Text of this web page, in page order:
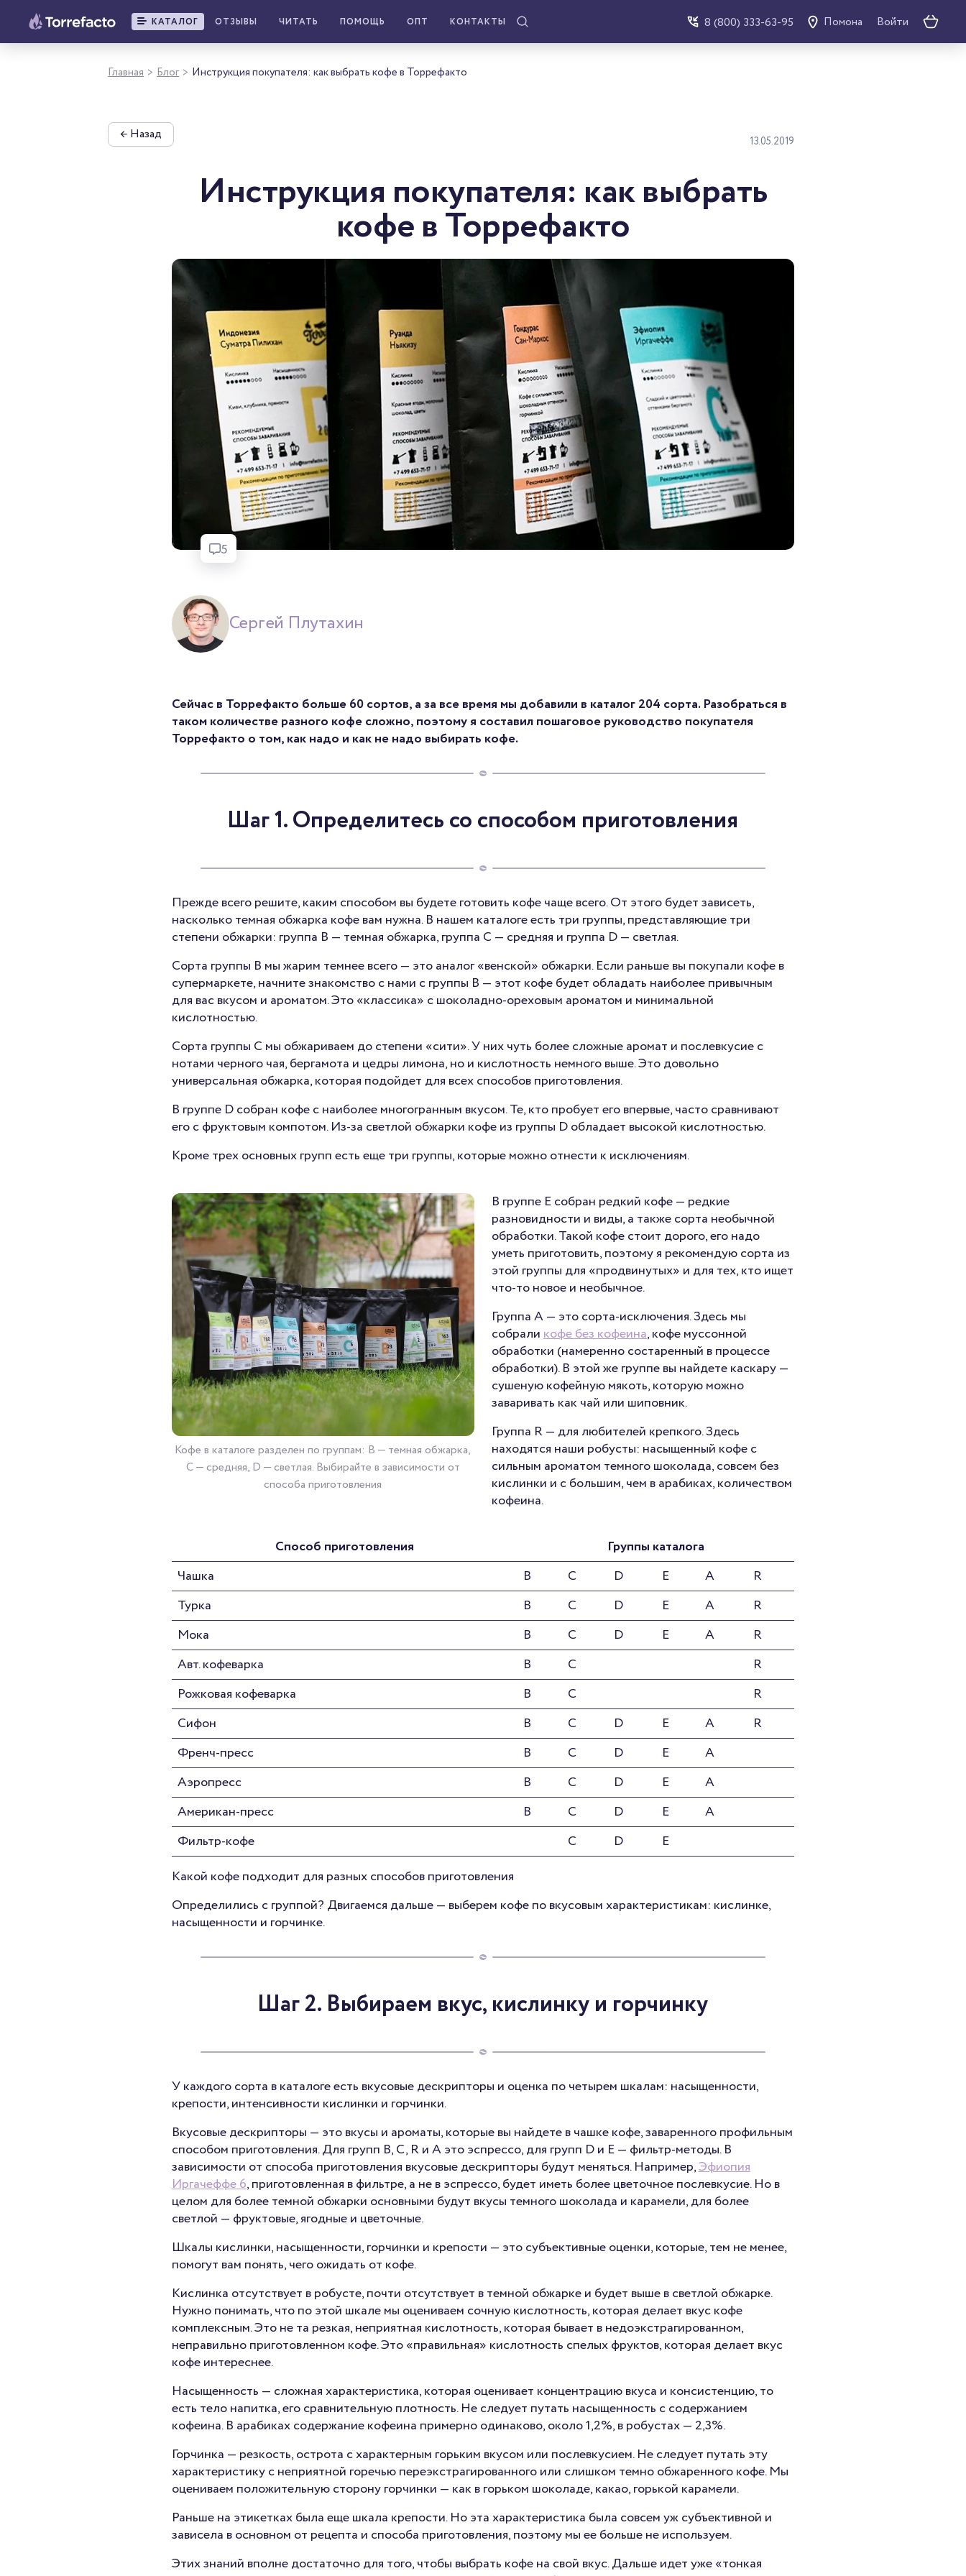
КАТАЛОГ ОТЗЫВЫ ЧИТАТЬ ПОМОЩЬ ОПТ КОНТАКТЫ 8 (800) 333-63-95 Помона Войти
Главная > Блог > Инструкция покупателя: как выбрать кофе в Торрефакто
← Назад 13.05.2019
Инструкция покупателя: как выбрать
кофе в Торрефакто
5
Сергей Плутахин
Сейчас в Торрефакто больше 60 сортов, а за все время мы добавили в каталог 204 сорта. Разобраться в
таком количестве разного кофе сложно, поэтому я составил пошаговое руководство покупателя
Торрефакто о том, как надо и как не надо выбирать кофе.
Шаг 1. Определитесь со способом приготовления
Прежде всего решите, каким способом вы будете готовить кофе чаще всего. От этого будет зависеть,
насколько темная обжарка кофе вам нужна. В нашем каталоге есть три группы, представляющие три
степени обжарки: группа B — темная обжарка, группа C — средняя и группа D — светлая.
Сорта группы В мы жарим темнее всего — это аналог «венской» обжарки. Если раньше вы покупали кофе в
супермаркете, начните знакомство с нами с группы B — этот кофе будет обладать наиболее привычным
для вас вкусом и ароматом. Это «классика» с шоколадно-ореховым ароматом и минимальной
кислотностью.
Cорта группы С мы обжариваем до степени «сити». У них чуть более сложные аромат и послевкусие с
нотами черного чая, бергамота и цедры лимона, но и кислотность немного выше. Это довольно
универсальная обжарка, которая подойдет для всех способов приготовления.
В группе Dсобран кофе с наиболее многогранным вкусом. Те, кто пробует его впервые, часто сравнивают
его с фруктовым компотом. Из-за светлой обжарки кофе из группы D обладает высокой кислотностью.
Кроме трех основных групп есть еще три группы, которые можно отнести к исключениям.
Кофе в каталоге разделен по группам: B — темная обжарка,
С — средняя, D — светлая. Выбирайте в зависимости от
способа приготовления
В группе Eсобран редкий кофе — редкие
разновидности и виды, а также сорта необычной
обработки. Такой кофе стоит дорого, его надо
уметь приготовить, поэтому я рекомендую сорта из
этой группы для «продвинутых» и для тех, кто ищет
что-то новое и необычное.
Группа A— это сорта-исключения. Здесь мы
собраликофе без кофеина, кофе муссонной
обработки (намеренно состаренный в процессе
обработки). В этой же группе вы найдете каскару —
сушеную кофейную мякоть, которую можно
заваривать как чай или шиповник.
Группа R— для любителей крепкого. Здесь
находятся наши робусты: насыщенный кофе с
сильным ароматом темного шоколада, совсем без
кислинки и с большим, чем в арабиках, количеством
кофеина.
Способ приготовления
Группы каталога
Чашка
B C D E A
R
Турка
B C D E A
R
Мока
B C D E A
R
Авт. кофеварка
B C
R
Рожковая кофеварка
B C
R
Сифон
B C D E A
R
Френч-пресс
B C D E
A
Аэропресс
B C D E
A
Американ-пресс
B C D E
A
Фильтр-кофе
C D
E
Какой кофе подходит для разных способов приготовления
Определились с группой? Двигаемся дальше — выберем кофе по вкусовым характеристикам: кислинке,
насыщенности и горчинке.
Шаг 2. Выбираем вкус, кислинку и горчинку
У каждого сорта в каталоге есть вкусовые дескрипторы и оценка по четырем шкалам: насыщенности,
крепости, интенсивности кислинки и горчинки.
Вкусовые дескрипторы — это вкусы и ароматы, которые вы найдете в чашке кофе, заваренного профильным
способом приготовления. Для групп B, С, R и А это эспрессо, для групп D и E — фильтр-методы. В
зависимости от способа приготовления вкусовые дескрипторы будут меняться. Например,Эфиопия
Иргачеффе 6, приготовленная в фильтре, а не в эспрессо, будет иметь более цветочное послевкусие. Но в
целом для более темной обжарки основными будут вкусы темного шоколада и карамели, для более
светлой — фруктовые, ягодные и цветочные.
Шкалы кислинки, насыщенности, горчинки и крепости — это субъективные оценки, которые, тем не менее,
помогут вам понять, чего ожидать от кофе.
Кислинка отсутствует в робусте, почти отсутствует в темной обжарке и будет выше в светлой обжарке.
Нужно понимать, что по этой шкале мы оцениваем сочную кислотность, которая делает вкус кофе
комплексным. Это не та резкая, неприятная кислотность, которая бывает в недоэкстрагированном,
неправильно приготовленном кофе. Это «правильная» кислотность спелых фруктов, которая делает вкус
кофе интереснее.
Насыщенность — сложная характеристика, которая оценивает концентрацию вкуса и консистенцию, то
есть тело напитка, его сравнительную плотность. Не следует путать насыщенность с содержанием
кофеина. В арабиках содержание кофеина примерно одинаково, около 1,2%, в робустах — 2,3%.
Горчинка — резкость, острота c характерным горьким вкусом или послевкусием. Не следует путать эту
характеристику с неприятной горечью переэкстрагированного или слишком темно обжаренного кофе. Мы
оцениваем положительную сторону горчинки — как в горьком шоколаде, какао, горькой карамели.
Раньше на этикетках была еще шкала крепости. Но эта характеристика была совсем уж субъективной и
зависела в основном от рецепта и способа приготовления, поэтому мы ее больше не используем.
Этих знаний вполне достаточно для того, чтобы выбрать кофе на свой вкус. Дальше идет уже «тонкая